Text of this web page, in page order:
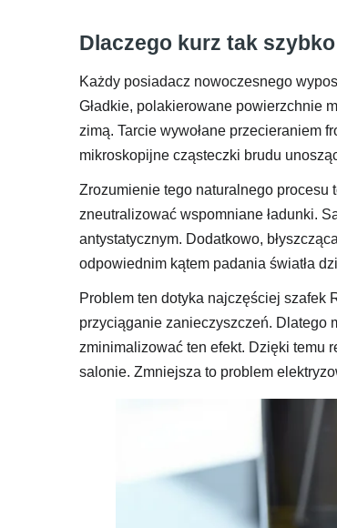
Dlaczego kurz tak
Każdy posiadacz nowoczesnego
Gładkie, polakierowane powierzchnie
zimą. Tarcie wywołane przecieraniem
mikroskopijne cząsteczki brudu
Zrozumienie tego naturalnego procesu
zneutralizować wspomniane ładunki.
antystatycznym. Dodatkowo,
odpowiednim kątem padania światła
Problem ten dotyka najczęściej szafek
przyciąganie zanieczyszczeń. Dlatego
zminimalizować ten efekt. Dzięki temu
salonie. Zmniejsza to problem